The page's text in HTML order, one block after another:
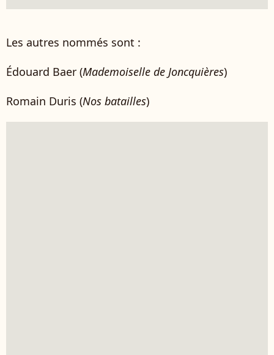
Les autres nommés sont :
Édouard Baer (Mademoiselle de Joncquières)
Romain Duris (Nos batailles)